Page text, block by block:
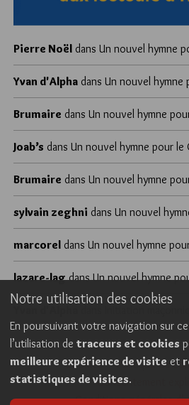
Pierre Noël dans Un nouvel hymne
Yvan d'Alpha dans Un nouvel hymne
Brumaire dans Un nouvel hymne
Joab’s dans Un nouvel hymne pour le
Brumaire dans Un nouvel hymne
sylvain zeghni dans Un nouvel
marcorel dans Un nouvel hymne
lazare-lagdansUn nouvel hymne
Cookies
Politique de
Consentement
Conditions générales
Notre utilisation des cookies
En poursuivant votre navigation sur
l’utilisation de traceurs et cookies
meilleure expérience de visite et
statistiques de visites.